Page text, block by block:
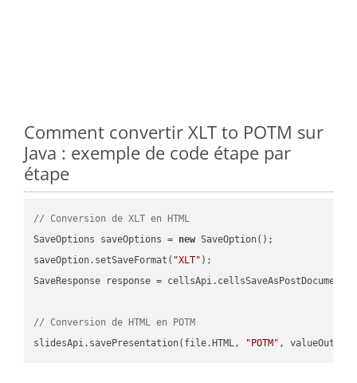
Comment convertir XLT to POTM sur
Java : exemple de code étape par
étape
// Conversion de XLT en HTML
SaveOptions saveOptions = new SaveOption();
saveOption.setSaveFormat( "XLT" );
SaveResponse response =
// Conversion de HTML en POTM
slidesApi.savePresentation(file.HTML,
"POTM"